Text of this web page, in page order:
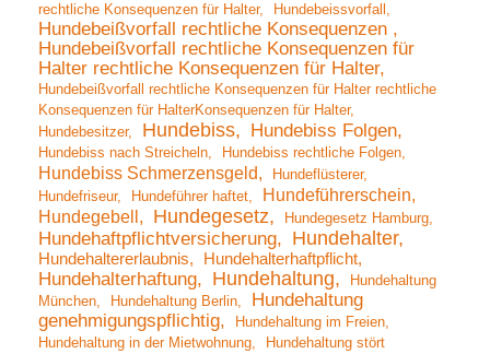
rechtliche Konsequenzen für Halter
Hundebeissvorfall
Hundebeißvorfall rechtliche Konsequenzen
Hundebeißvorfall rechtliche Konsequenzen für
Halter rechtliche Konsequenzen für Halter
Hundebeißvorfall rechtliche Konsequenzen für Halter rechtliche
Konsequenzen für HalterKonsequenzen für Halter
Hundebesitzer
Hundebiss Hundebiss Folgen
Hundebiss nach Streicheln Hundebiss rechtliche Folgen
Hundebiss Schmerzensgeld
Hundeflüsterer
Hundefriseur
Hundeführer haftet
Hundeführerschein
Hundegebell
Hundegesetz Hundegesetz Hamburg
Hundehaftpflichtversicherung Hundehalter
Hundehaltererlaubnis Hundehalterhaftpflicht
Hundehalterhaftung Hundehaltung
Hundehaltung
München
Hundehaltung Berlin
Hundehaltung
genehmigungspflichtig
Hundehaltung im Freien
Hundehaltung in der Mietwohnung
Hundehaltung stört